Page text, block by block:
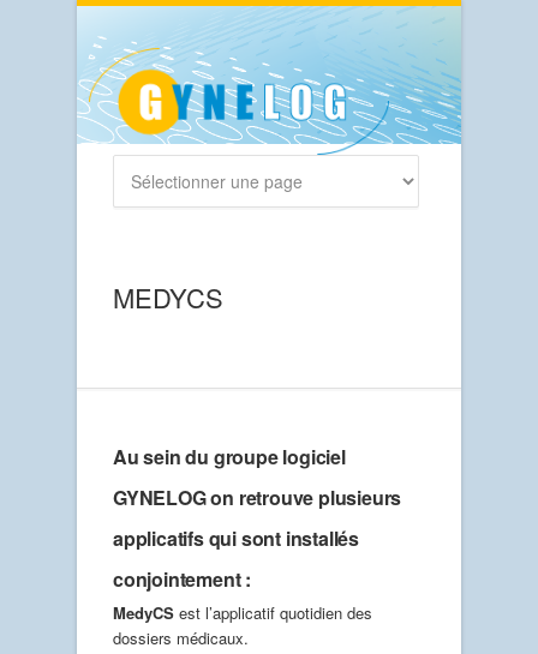
MEDYCS
Au sein du groupe logiciel
GYNELOG on retrouve plusieurs
applicatifs qui sont installés
conjointement :
MedyCS est l’applicatif quotidien des
dossiers médicaux.